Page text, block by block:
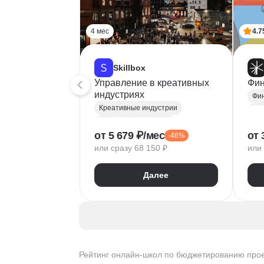
Рейтинг онлайн-школ по бюджетированию
4 мес
Skillbox
Управление в креативных
индустриях
Креативные индустрии
Бюджетирование проектов
Продвижение проектов
Анализ целевой аудитории
Зонирование
SWOT
от 5 679 ₽/мес -46%
или сразу 68 150 ₽
Далее
от
или